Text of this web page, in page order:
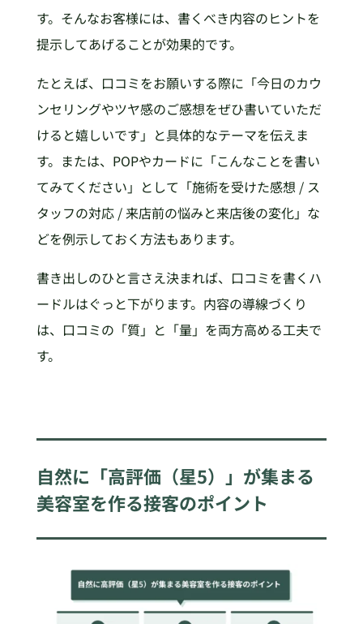
す。そんなお客様には、書くべき内容のヒントを
提示してあげることが効果的です。
たとえば、口コミをお願いする際に「今日のカウ
ンセリングやツヤ感のご感想をぜひ書いていただ
けると嬉しいです」と具体的なテーマを伝えま
す。または、POPやカードに「こんなことを書い
てみてください」として「施術を受けた感想 / ス
タッフの対応 / 来店前の悩みと来店後の変化」な
どを例示しておく方法もあります。
書き出しのひと言さえ決まれば、口コミを書くハ
ードルはぐっと下がります。内容の導線づくり
は、口コミの「質」と「量」を両方高める工夫で
す。
自然に「高評価（星5）」が集まる
美容室を作る接客のポイント